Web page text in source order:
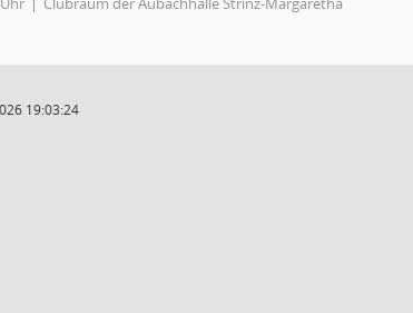
19:03:24